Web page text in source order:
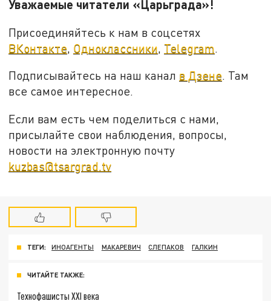
Уважаемые читатели «Царьграда»!
Присоединяйтесь к нам в соцсетях
ВКонтакте Одноклассники Telegram
Подписывайтесь на наш канал в Дзене. Там
все самое интересное.
Если вам есть чем поделиться с нами,
присылайте свои наблюдения, вопросы,
новости на электронную почту
kuzbas@tsargrad.tv
ТЕГИ: ИНОАГЕНТЫ МАКАРЕВИЧ СЛЕПАКОВ ГАЛКИН
ЧИТАЙТЕ ТАКЖЕ:
Технофашисты XXI века